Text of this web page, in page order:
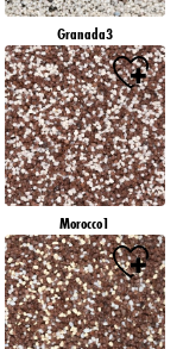
Granada3
Morocco1